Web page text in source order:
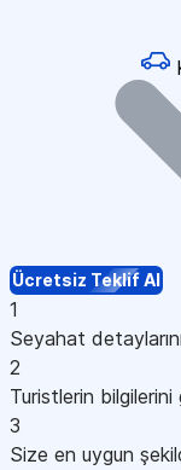
Ücretsiz Teklif Al
1
Seyahat
2
Turistlerin bilgilerini
3
Size en uygun